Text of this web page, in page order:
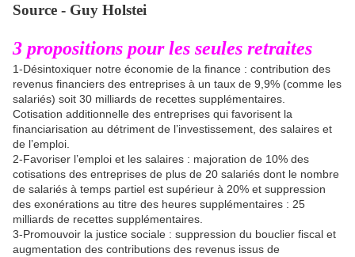
Source - Guy Holstei
3 propositions pour les seules retraites
1-Désintoxiquer notre économie de la finance : contribution des
revenus financiers des entreprises à un taux de 9,9% (comme les
salariés) soit 30 milliards de recettes supplémentaires.
Cotisation additionnelle des entreprises qui favorisent la
financiarisation au détriment de l’investissement, des salaires et
de l’emploi.
2-Favoriser l’emploi et les salaires : majoration de 10% des
cotisations des entreprises de plus de 20 salariés dont le nombre
de salariés à temps partiel est supérieur à 20% et suppression
des exonérations au titre des heures supplémentaires : 25
milliards de recettes supplémentaires.
3-Promouvoir la justice sociale : suppression du bouclier fiscal et
augmentation des contributions des revenus issus de